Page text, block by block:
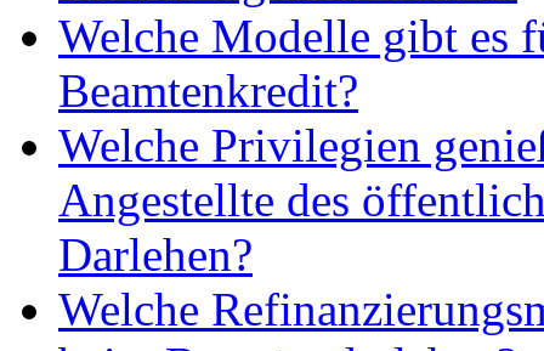
Welche Modelle gibt es
Beamtenkredit?
Welche Privilegien
Angestellte des
Darlehen?
Welche